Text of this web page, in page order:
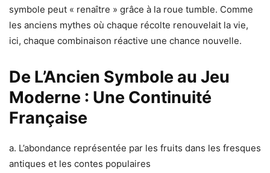
symbole peut « renaître » grâce à la roue tumble. Comme
les anciens mythes où chaque récolte renouvelait la vie,
ici, chaque combinaison réactive une chance nouvelle.
De L’Ancien Symbole au Jeu
Moderne : Une Continuité
Française
a. L’abondance représentée par les fruits dans les fresques
antiques et les contes populaires